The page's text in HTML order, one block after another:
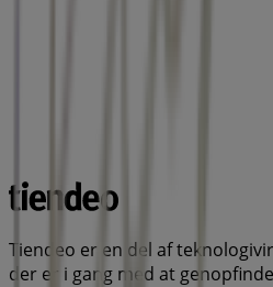
Tiendeo er en del af
der er i gang med at